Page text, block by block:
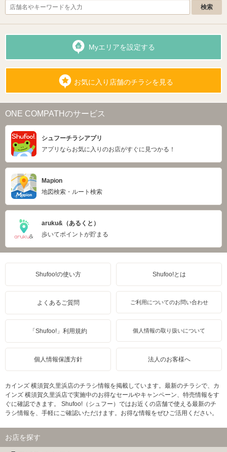
Myエリアを設定する
お気に入り店舗のチラシを見る
ONE COMPATHのサービス
シュフーチラシアプリ
アプリならお気に入りのお店がすぐに見つかる！
Mapion
地図検索・ルート検索
aruku&（あるくと）
歩いてポイントが貯まる
Shufoo!の使い方 Shufoo!とは
よくあるご質問 ご利用についてのお問い合わせ
「Shufoo!」利用規約 個人情報の取り扱いについて
個人情報保護方針 法人のお客様へ
カインズ 横須賀久里浜店のチラシ情報を掲載しています。最新のチラシで、カ
インズ 横須賀久里浜店で実施中のお得なセールやキャンペーン、特売情報をす
ぐに確認できます。 Shufoo!（シュフー）ではお近くの店舗で使える最新のチ
ラシ情報を、手軽にご確認いただけます。お得な情報をぜひご活用ください。
お店を探す